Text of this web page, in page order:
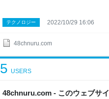
48chnuru.com
テクノロジー 2022/10/29 16:06
48chnuru.com - このウェブサイ
5 USERS